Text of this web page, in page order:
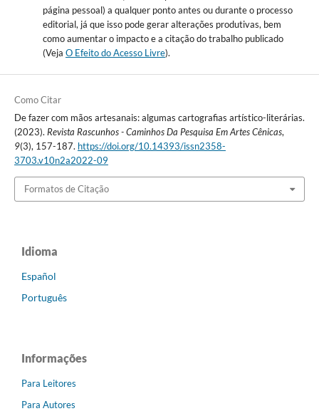
página pessoal) a qualquer ponto antes ou durante o processo
editorial, já que isso pode gerar alterações produtivas, bem
como aumentar o impacto e a citação do trabalho publicado
(Veja O Efeito do Acesso Livre).
Como Citar
De fazer com mãos artesanais: algumas cartografias artístico-literárias.
(2023). Revista Rascunhos - Caminhos Da Pesquisa Em Artes Cênicas,
9(3), 157-187. https://doi.org/10.14393/issn2358-
3703.v10n2a2022-09
Formatos de Citação
Idioma
Español
Português
Informações
Para Leitores
Para Autores